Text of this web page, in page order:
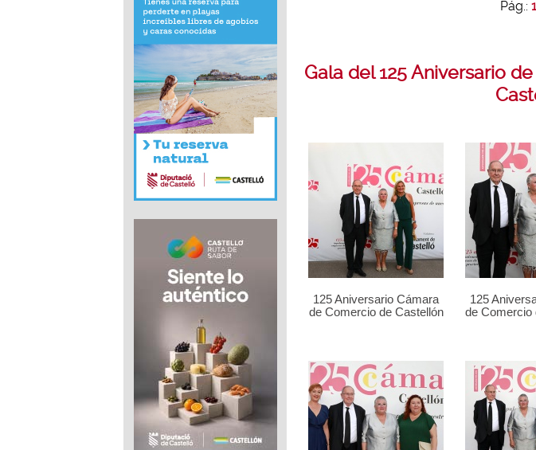
Pág.: 1
Gala del 125 Aniversario
125 Aniversario Cámara
de Comercio de Castellón
125
de Comercio